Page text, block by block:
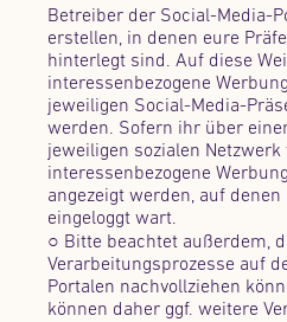
Betreiber der Social-Media-
erstellen, in denen eure
hinterlegt sind. Auf diese
interessenbezogene
jeweiligen Social-Media-
werden. Sofern ihr über
jeweiligen sozialen Netzwerk
interessenbezogene
angezeigt werden, auf
eingeloggt wart.
○ Bitte beachtet außerdem,
Verarbeitungsprozesse auf
Portalen nachvollziehen
können daher ggf. weitere